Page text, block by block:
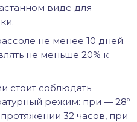
виде для
не менее 10 дней.
не меньше 20% к
стоит соблюдать
режим: при — 28º
32 часов, при